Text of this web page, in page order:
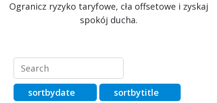
Ogranicz ryzyko taryfowe, cła offsetowe i zyskaj
spokój ducha.
sortbydate
sortbytitle